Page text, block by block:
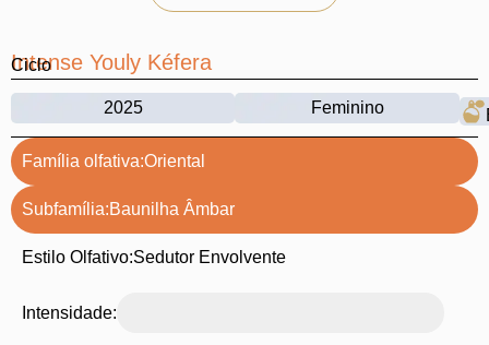
Intense Youly Kéfera
Ciclo
2025 Feminino
Família olfativa:Oriental
Subfamília:Baunilha Âmbar
Estilo Olfativo:Sedutor Envolvente
Intensidade: